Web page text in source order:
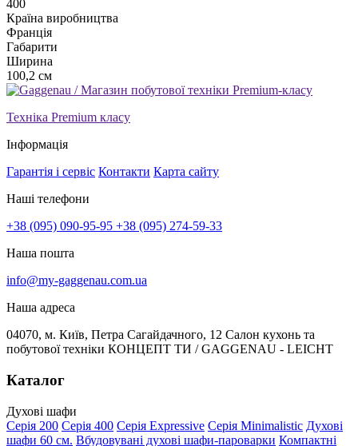
400
Країна виробництва
Франція
Габарити
Ширина
100,2 см
Техніка Premium класу
Інформація
Гарантія і сервіс Контакти Карта сайту
Наші телефони
+38 (095) 090-95-95 +38 (095) 274-59-33
Наша пошта
info@my-gaggenau.com.ua
Наша адреса
04070, м. Київ, Петра Сагайдачного, 12 Салон кухонь та
побутової техніки КОНЦЕПТ ТИ / GAGGENAU - LEICHT
Каталог
Духові шафи
Серія 200 Серія 400 Серія Expressive Серія Minimalistic Духові
шафи 60 см. Вбудовувані духові шафи-пароварки Компактні